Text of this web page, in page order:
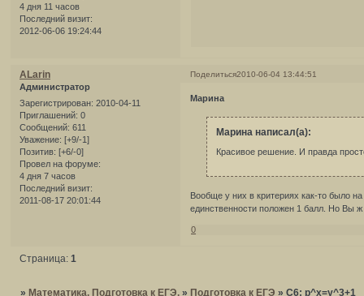
4 дня 11 часов
Последний визит:
2012-06-06 19:24:44
Поделиться2010-06-04 13:44:51
ALarin
Администратор
Зарегистрирован: 2010-04-11
Приглашений: 0
Сообщений: 611
Уважение: [+9/-1]
Позитив: [+6/-0]
Провел на форуме:
4 дня 7 часов
Последний визит:
2011-08-17 20:01:44
Марина
Марина написал(а):
Красивое решение. И правда
Вообще у них в критериях как-то было на
единственности положен 1 балл. Но Вы
0
Страница:1
»Математика. Подготовка к ЕГЭ. »Подготовка к ЕГЭ »C6: p^x=y^3+1